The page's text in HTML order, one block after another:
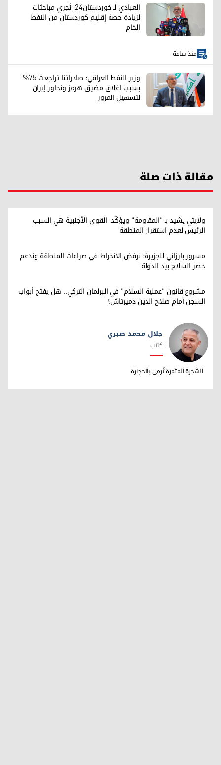
العبادي لـ كوردستان24: نُجري مباحثات
لزيادة حصة إقليم كوردستان من النفط
الخام
منذ ساعة
وزير النفط العراقي: صادراتنا تراجعت 75%
بسبب إغلاق مضيق هرمز ونحاور إيران
لتسهيل المرور
مقالة ذات صلة
ولايتي يشيد بـ "المقاومة" ويؤكّد: القوى الأجنبية هي السبب
الرئيس لعدم استقرار المنطقة
مسرور بارزاني للجزيرة: نرفض الانخراط في صراعات المنطقة وندعم
حصر السلاح بيد الدولة
مشروع قانون "عملية السلام" في البرلمان التركي.. هل يفتح أبواب
السجن أمام صلاح الدين دميرتاش؟
جلال محمد صبري
جلال محمد صبري
كاتب
الشجرة المثمرة تُرمى بالحجارة